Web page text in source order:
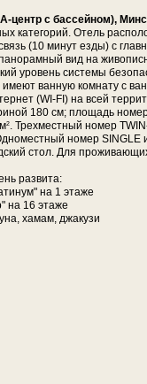
центр с бассейном),
категорий. Отель
(10 минут езды) с
вид на
уровень системы
ванную комнату с
(WI-FI) на всей
180 см; площадь
2. Трехместный номер
номер SINGLE
стол. Для
развита:
на 1 этаже
на 16 этаже
хамам, джакузи